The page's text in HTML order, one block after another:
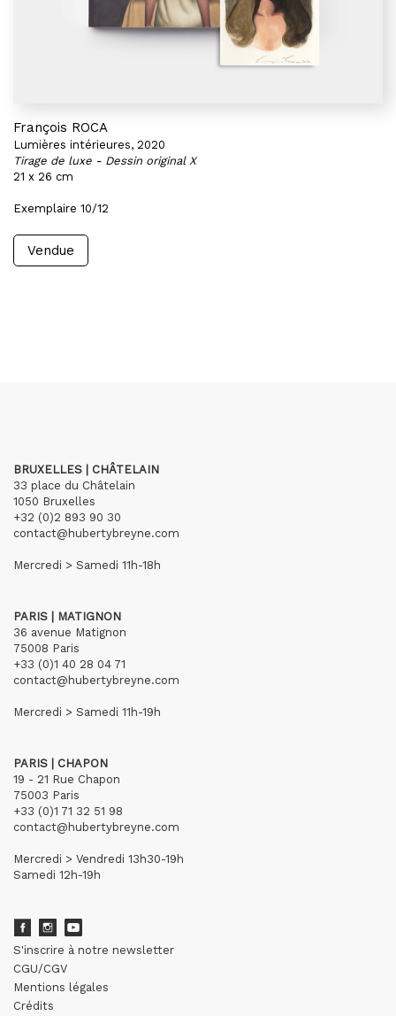
François ROCA
Lumières intérieures, 2020
Tirage de luxe - Dessin original X
21 x 26 cm
Exemplaire 10/12
Vendue
BRUXELLES | CHÂTELAIN
33 place du Châtelain
1050 Bruxelles
+32 (0)2 893 90 30
contact@hubertybreyne.com
Mercredi > Samedi 11h-18h
PARIS | MATIGNON
36 avenue Matignon
75008 Paris
+33 (0)1 40 28 04 71
contact@hubertybreyne.com
Mercredi > Samedi 11h-19h
PARIS | CHAPON
19 - 21 Rue Chapon
75003 Paris
+33 (0)1 71 32 51 98
contact@hubertybreyne.com
Mercredi > Vendredi 13h30-19h
Samedi 12h-19h
S'inscrire à notre newsletter
CGU/CGV
Mentions légales
Crédits